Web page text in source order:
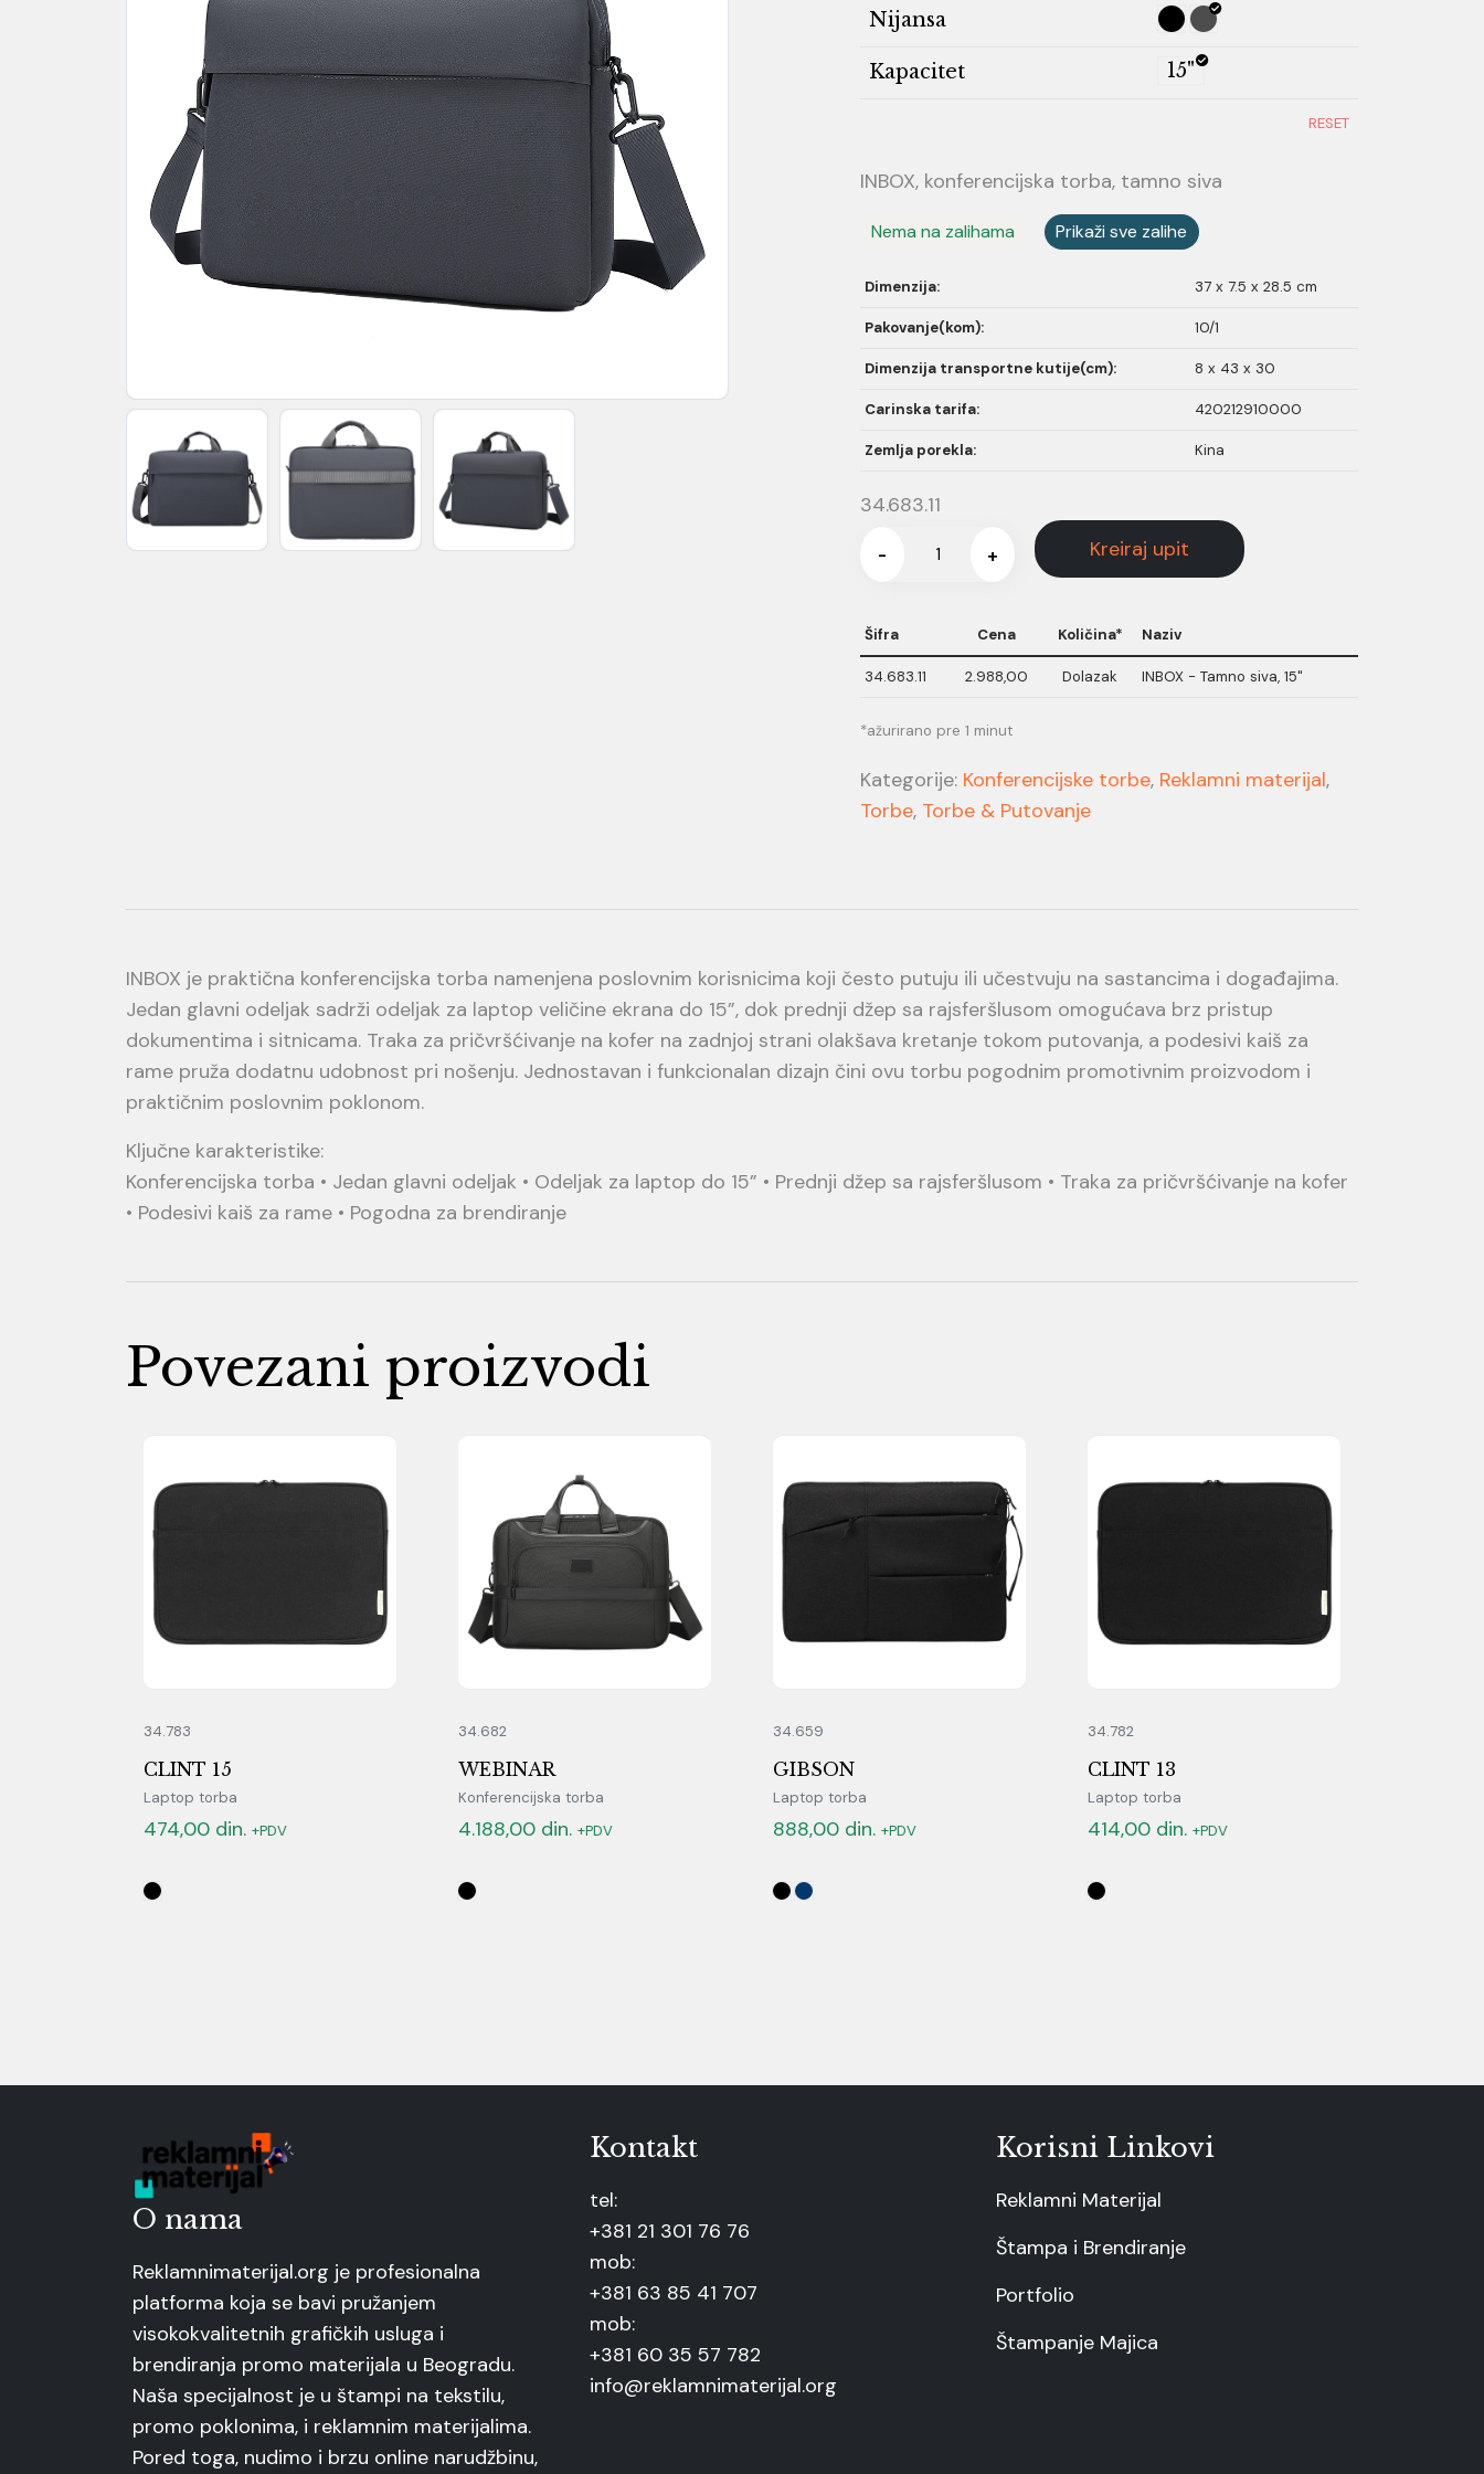
Nijansa
Kapacitet 15"
RESET
INBOX, konferencijska torba, tamno siva
Nema na zalihama Prikaži sve zalihe
Dimenzija: 37 x 7.5 x 28.5 cm
Pakovanje(kom): 10/1
Dimenzija transportne kutije(cm): 8 x 43 x 30
Carinska tarifa: 420212910000
Zemlja porekla: Kina
34.683.11
- + Kreiraj upit
Šifra Cena Količina* Naziv
34.683.11 2.988,00 Dolazak INBOX - Tamno siva, 15"
*ažurirano pre 1 minut
Kategorije: Konferencijske torbe, Reklamni materijal,
Torbe, Torbe & Putovanje
INBOX je praktična konferencijska torba namenjena poslovnim korisnicima koji često putuju ili učestvuju na sastancima i događajima.
Jedan glavni odeljak sadrži odeljak za laptop veličine ekrana do 15”, dok prednji džep sa rajsferšlusom omogućava brz pristup
dokumentima i sitnicama. Traka za pričvršćivanje na kofer na zadnjoj strani olakšava kretanje tokom putovanja, a podesivi kaiš za
rame pruža dodatnu udobnost pri nošenju. Jednostavan i funkcionalan dizajn čini ovu torbu pogodnim promotivnim proizvodom i
praktičnim poslovnim poklonom.
Ključne karakteristike:
Konferencijska torba • Jedan glavni odeljak • Odeljak za laptop do 15” • Prednji džep sa rajsferšlusom • Traka za pričvršćivanje na kofer
• Podesivi kaiš za rame • Pogodna za brendiranje
Povezani proizvodi
34.783
CLINT 15
Laptop torba
474,00 din. +PDV
34.682
WEBINAR
Konferencijska torba
4.188,00 din. +PDV
34.659
GIBSON
Laptop torba
888,00 din. +PDV
34.782
CLINT 13
Laptop torba
414,00 din. +PDV
O nama
Reklamnimaterijal.org je profesionalna
platforma koja se bavi pružanjem
visokokvalitetnih grafičkih usluga i
brendiranja promo materijala u Beogradu.
Naša specijalnost je u štampi na tekstilu,
promo poklonima, i reklamnim materijalima.
Pored toga, nudimo i brzu online narudžbinu,
Kontakt
tel:
+381 21 301 76 76
mob:
+381 63 85 41 707
mob:
+381 60 35 57 782
info@reklamnimaterijal.org
Korisni Linkovi
Reklamni Materijal
Štampa i Brendiranje
Portfolio
Štampanje Majica